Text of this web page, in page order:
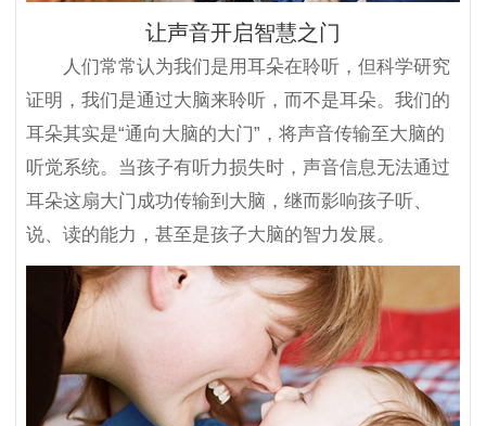
让声音开启智慧之门
人们常常认为我们是用耳朵在聆听，但科学研究
证明，我们是通过大脑来聆听，而不是耳朵。我们的
耳朵其实是“通向大脑的大门”，将声音传输至大脑的
听觉系统。当孩子有听力损失时，声音信息无法通过
耳朵这扇大门成功传输到大脑，继而影响孩子听、
说、读的能力，甚至是孩子大脑的智力发展。